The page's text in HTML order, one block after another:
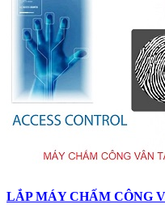
LẮP MÁY CHẤM CÔNG